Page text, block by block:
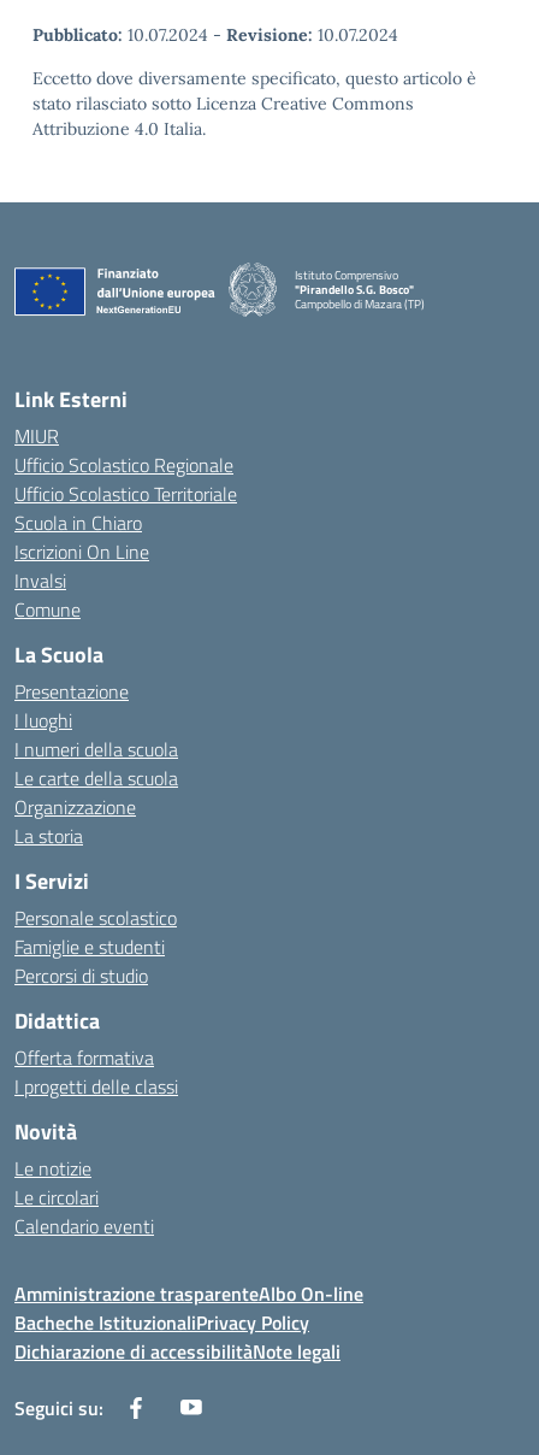
Pubblicato: 10.07.2024 - Revisione: 10.07.2024
Eccetto dove diversamente specificato, questo articolo è
stato rilasciato sotto Licenza Creative Commons
Attribuzione 4.0 Italia.
Istituto Comprensivo
"Pirandello S.G. Bosco"
Campobello di Mazara (TP)
— Visita la pagina iniziale della scuola
Link Esterni
MIUR
Ufficio Scolastico Regionale
Ufficio Scolastico Territoriale
Scuola in Chiaro
Iscrizioni On Line
Invalsi
Comune
La Scuola
Presentazione
I luoghi
I numeri della scuola
Le carte della scuola
Organizzazione
La storia
I Servizi
Personale scolastico
Famiglie e studenti
Percorsi di studio
Didattica
Offerta formativa
I progetti delle classi
Novità
Le notizie
Le circolari
Calendario eventi
Amministrazione trasparenteAlbo On-line
Bacheche IstituzionaliPrivacy Policy
Dichiarazione di accessibilitàNote legali
Seguici su: